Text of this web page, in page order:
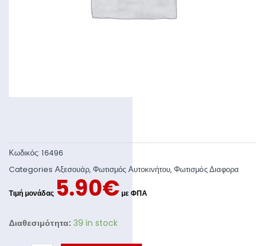
Κωδικός:16496
Categories Αξεσουάρ,Φωτισμός Αυτοκινήτου,Φωτισμός Διαφορα
5.90€
Διαθεσιμότητα: 39 in stock